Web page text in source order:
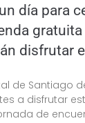
día para
disfrutar
de Santiago
a disfrutar
de